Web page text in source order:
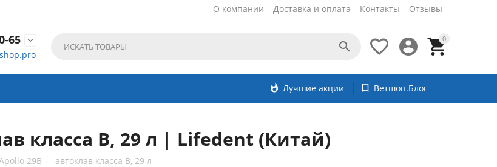
О компании Доставка и оплата Контакты Отзывы
65  0




whatshot Лучшие акции bookmark_border Ветшоп.Блог
класса B, 29 л | Lifedent (Китай)
29B — автоклав класса B, 29 л